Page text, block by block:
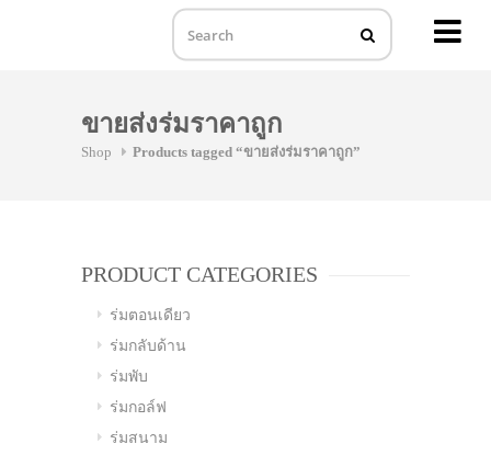
ขายส่งร่มราคาถูก
Shop Products tagged “ขายส่งร่มราคาถูก”
PRODUCT CATEGORIES
ร่มตอนเดียว
ร่มกลับด้าน
ร่มพับ
ร่มกอล์ฟ
ร่มสนาม